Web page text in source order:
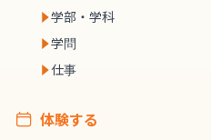
学部・学科
学問
仕事
体験する